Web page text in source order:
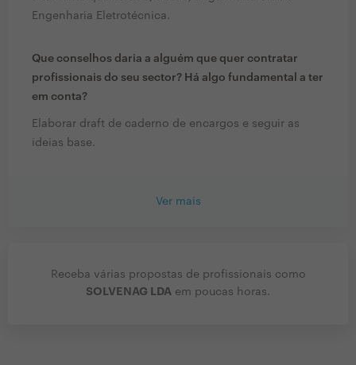
Engenharia Eletrotécnica.
Que conselhos daria a alguém que quer contratar
profissionais do seu sector? Há algo fundamental a ter
em conta?
Elaborar draft de caderno de encargos e seguir as
ideias base.
Ver mais
Receba várias propostas de profissionais como
SOLVENAG LDA em poucas horas.